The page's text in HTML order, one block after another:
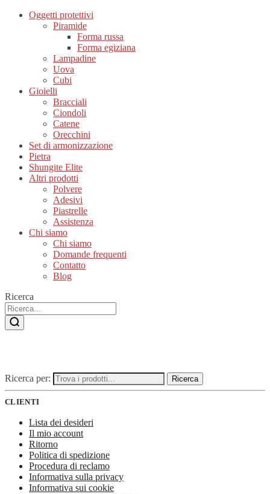
Oggetti protettivi
Piramide
Forma russa
Forma egiziana
Lampadine
Uova
Cubi
Gioielli
Bracciali
Ciondoli
Catene
Orecchini
Set di armonizzazione
Pietra
Shungite Elite
Altri prodotti
Polvere
Adesivi
Piastrelle
Assistenza
Chi siamo
Chi siamo
Domande frequenti
Contatto
Blog
Ricerca
Ricerca per: Ricerca
CLIENTI
Lista dei desideri
Il mio account
Ritorno
Politica di spedizione
Procedura di reclamo
Informativa sulla privacy
Informativa sui cookie